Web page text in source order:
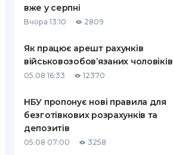
ПУТІВНИКИ ПО
ВСІ СТРАХОВІ ПОЛІСИ
СТРАХОВІ КОМПАНІЇ
ВІДГУКИ ПРО СТРАХОВІ
КОМПАНІЇ
вже у серпні
Вчора 13:10 2809
Як працює арешт рахунків
військовозобов’язаних чоловіків
05.08 16:33 12370
НБУ пропонує нові правила для
безготівкових розрахунків та
депозитів
05.08 07:00 3258